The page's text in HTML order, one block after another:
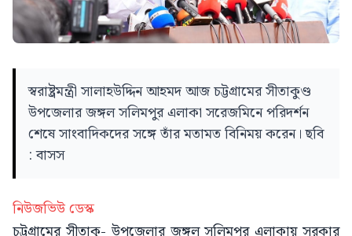
স্বরাষ্ট্রমন্ত্রী সালাহউদ্দিন আহমদ আজ চট্টগ্রামের সীতাকুণ্ড
উপজেলার জঙ্গল সলিমপুর এলাকা সরেজমিনে পরিদর্শন
শেষে সাংবাদিকদের সঙ্গে তাঁর মতামত বিনিময় করেন। ছবি
: বাসস
নিউজভিউ ডেস্ক